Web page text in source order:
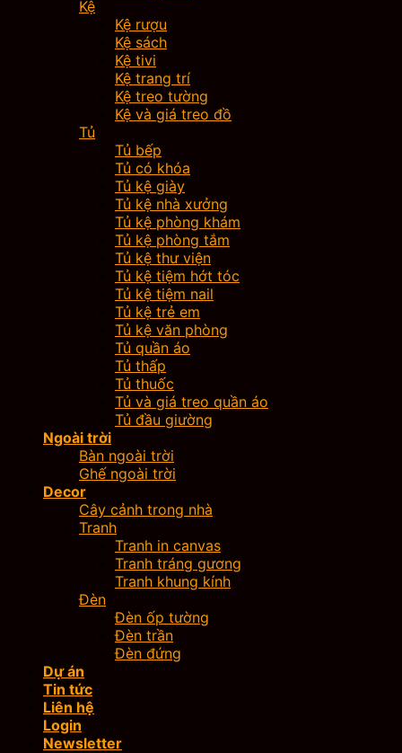
Kệ
Kệ rượu
Kệ sách
Kệ tivi
Kệ trang trí
Kệ treo tường
Kệ và giá treo đồ
Tủ
Tủ bếp
Tủ có khóa
Tủ kệ giày
Tủ kệ nhà xưởng
Tủ kệ phòng khám
Tủ kệ phòng tắm
Tủ kệ thư viện
Tủ kệ tiệm hớt tóc
Tủ kệ tiệm nail
Tủ kệ trẻ em
Tủ kệ văn phòng
Tủ quần áo
Tủ thấp
Tủ thuốc
Tủ và giá treo quần áo
Tủ đầu giường
Ngoài trời
Bàn ngoài trời
Ghế ngoài trời
Decor
Cây cảnh trong nhà
Tranh
Tranh in canvas
Tranh tráng gương
Tranh khung kính
Đèn
Đèn ốp tường
Đèn trần
Đèn đứng
Dự án
Tin tức
Liên hệ
Login
Newsletter